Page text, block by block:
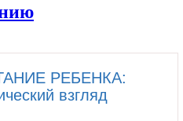
РЕБЕНКА:
взгляд